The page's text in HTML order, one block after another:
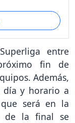
entre
fin de
Además,
y horario a
será en la
de la final se